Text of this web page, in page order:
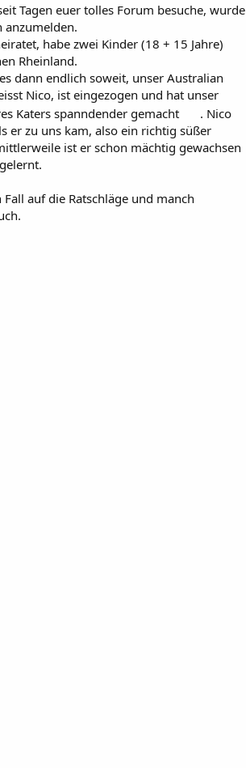
Tagen euer tolles Forum besuche, wurde
anzumelden.
habe zwei Kinder (18 + 15 Jahre)
Rheinland.
dann endlich soweit, unser Australian
Nico, ist eingezogen und hat unser
Katers spanndender gemacht
. Nico
er zu uns kam, also ein richtig süßer
ist er schon mächtig gewachsen
auf die Ratschläge und manch